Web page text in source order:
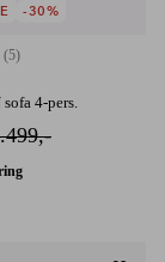
4-pers.
bedømmelser
(5)
-30%